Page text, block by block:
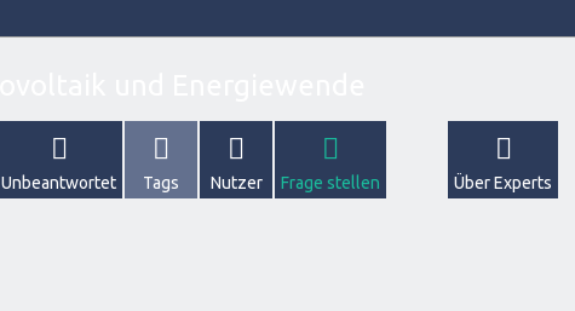
Unbeantwortet Tags Nutzer Frage stellen Über Experts